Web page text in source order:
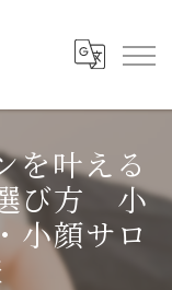
を叶える
び方 小
小顔サロ